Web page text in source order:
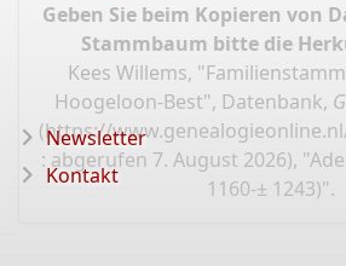
Geben Sie beim Kopieren von
Stammbaum bitte die
Kees Willems,
Hoogeloon-Best", Datenbank,
(https://
: abgerufen 7. August 2026),
1160-± 1243)".
Newsletter
Kontakt